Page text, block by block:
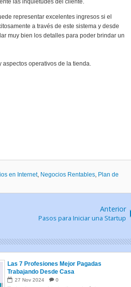
las inquietudes del cliente.
representar excelentes ingresos si el
a través de este sistema y desde
muy bien los detalles para poder brindar un
aspectos operativos de la tienda.
en Internet, Negocios Rentables, Plan de
Anterior
Pasos para Iniciar una Startup
Las 7 Profesiones Mejor Pagadas
Trabajando Desde Casa
27 Nov 2024 0